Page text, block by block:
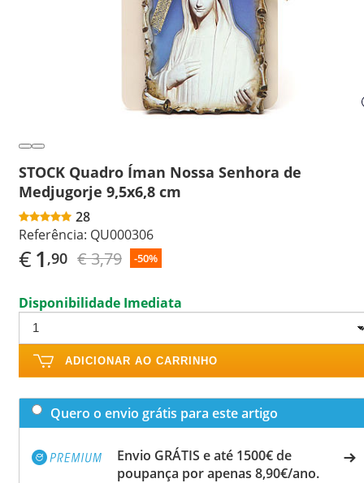
STOCK Quadro Íman Nossa Senhora de
Medjugorje 9,5x6,8 cm
28
Referência: QU000306
€1 ,90 € 3,79 -50%
Disponibilidade Imediata
ADICIONAR AO CARRINHO
Quero o envio grátis para este artigo
Envio GRÁTIS e até 1500€ de
poupança por apenas 8,90€/ano.